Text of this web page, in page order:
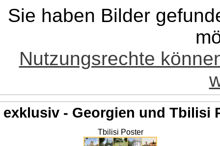
Sie haben Bilder
Nutzungsrechte
exklusiv - Georgien und Tbilisi
Tbilisi Poster